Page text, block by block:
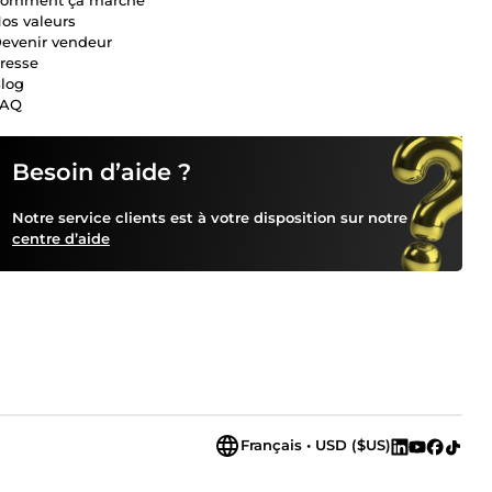
Besoin d’aide ?
Notre service clients est à votre disposition sur notre
centre d’aide
valeurs
vendeur
Français • USD ($US)